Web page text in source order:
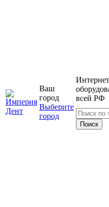
Ваш
город
Выберите
город
всей РФ